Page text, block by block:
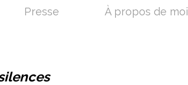
Presse À propos de moi